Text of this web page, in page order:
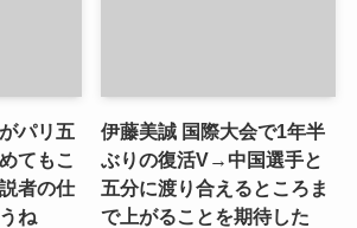
パリ五
てもこ
者の仕
ね
伊藤美誠 国際大会で1年半
ぶりの復活V→中国選手と
五分に渡り合えるところま
で上がることを期待した